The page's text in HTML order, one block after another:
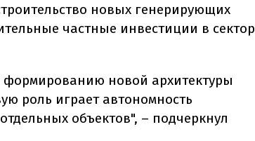
новых генерирующих
частные инвестиции в сектор
формированию новой архитектуры
роль играет автономность
объектов", – подчеркнул